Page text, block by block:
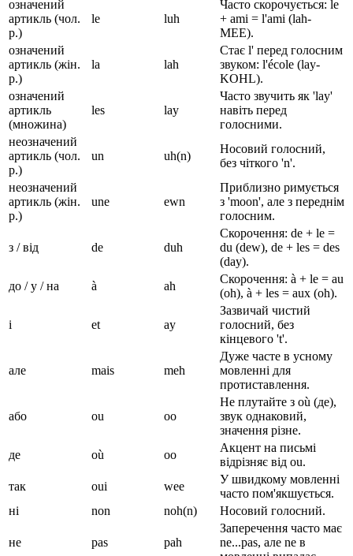
означений
артикль (чол.
р.)
le luh
Часто скорочується: le
+ ami = l'ami (lah-
MEE).
означений
артикль (жін.
р.)
la lah
Стає l' перед голосним
звуком: l'école (lay-
KOHL).
означений
артикль
(множина)
les lay
Часто звучить як 'lay'
навіть перед
голосними.
неозначений
артикль (чол.
р.)
un uh(n)
Носовий голосний,
без чіткого 'n'.
неозначений
артикль (жін.
р.)
une ewn
Приблизно римується
з 'moon', але з переднім
голосним.
з / від de duh
Скорочення: de + le =
du (dew), de + les = des
(day).
до / у / на
à ah
Скорочення: à + le = au
(oh), à + les = aux (oh).
і et ay
Зазвичай чистий
голосний, без
кінцевого 't'.
але mais meh
Дуже часте в усному
мовленні для
протиставлення.
або ou oo
Не плутайте з où (де),
звук однаковий,
значення різне.
де
où oo
Акцент на письмі
відрізняє від ou.
так
oui wee
У швидкому мовленні
часто пом'якшується.
ні
non noh(n) Носовий голосний.
не pas pah
Заперечення часто має
ne...pas, але ne в